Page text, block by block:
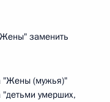
заменить
"Жены (мужья)"
"детьми умерших,